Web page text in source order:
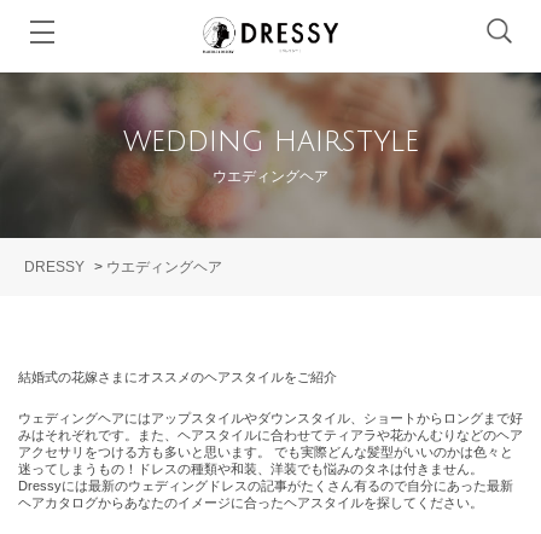
wedding hairstyle
ウエディングヘア
DRESSY > ウエディングヘア
結婚式の花嫁さまにオススメのヘアスタイルをご紹介
ウェディングヘアにはアップスタイルやダウンスタイル、ショートからロングまで好
みはそれぞれです。また、ヘアスタイルに合わせてティアラや花かんむりなどのヘア
アクセサリをつける方も多いと思います。 でも実際どんな髪型がいいのかは色々と
迷ってしまうもの！ドレスの種類や和装、洋装でも悩みのタネは付きません。
Dressyには最新のウェディングドレスの記事がたくさん有るので自分にあった最新
ヘアカタログからあなたのイメージに合ったヘアスタイルを探してください。